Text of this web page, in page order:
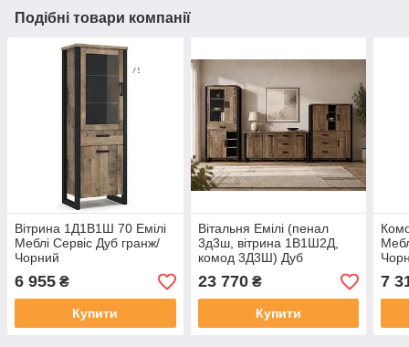
Подібні товари компанії
Вітрина 1Д1В1Ш 70 Емілі
Меблі Сервіс Дуб гранж/
Чорний
6 955 ₴
Купити
Вітальня Емілі (пенал
3д3ш, вітрина 1В1Ш2Д,
комод 3Д3Ш) Дуб
колоніальний/Чорний
Меблі Сервіс
23 770₴
Купити
7